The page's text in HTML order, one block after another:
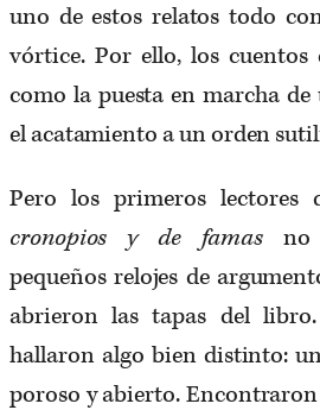
uno de estos relatos todo
vórtice. Por ello, los cuentos
como la puesta en marcha
el acatamiento a un orden
Pero los primeros
cronopios y de famasno
pequeños relojes de
abrieron las tapas del
hallaron algo bien distinto:
poroso y abierto.